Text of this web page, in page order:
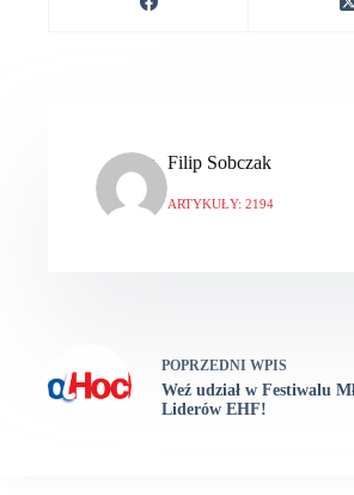
Filip Sobczak
ARTYKUŁY: 2194
POPRZEDNI WPIS
Weź udział w Festiwalu
Liderów EHF!